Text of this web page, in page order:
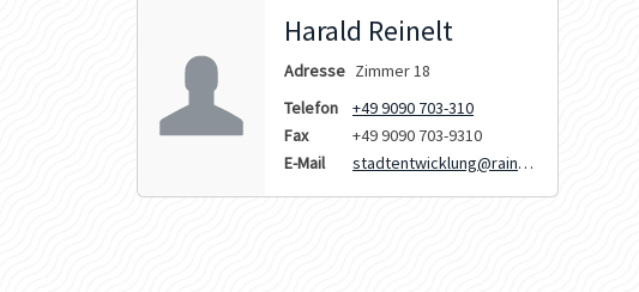
Harald Reinelt
Adresse Zimmer 18
Telefon
+49 9090 703-310
Fax
+49 9090 703-9310
E-Mail
stadtentwicklung@rain.d